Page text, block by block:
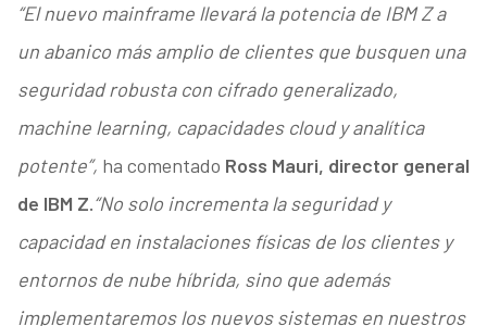
“El nuevo mainframe llevará la potencia de IBM Z a
un abanico más amplio de clientes que busquen una
seguridad robusta con cifrado generalizado,
machine learning, capacidades cloud y analítica
potente”, ha comentado Ross Mauri, director general
de IBM Z.“No solo incrementa la seguridad y
capacidad en instalaciones físicas de los clientes y
entornos de nube híbrida, sino que además
implementaremos los nuevos sistemas en nuestros